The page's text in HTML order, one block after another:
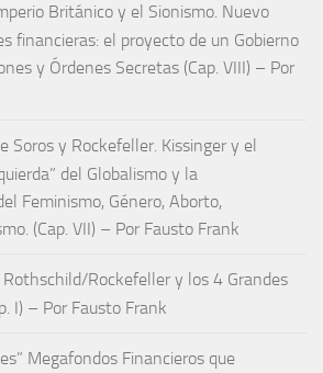
Británico y el Sionismo. Nuevo
financieras: el proyecto de un Gobierno
y Órdenes Secretas (Cap. VIII) – Por
Soros y Rockefeller. Kissinger y el
del Globalismo y la
Feminismo, Género, Aborto,
(Cap. VII) – Por Fausto Frank
Rothschild/Rockefeller y los 4 Grandes
I) – Por Fausto Frank
Megafondos Financieros que